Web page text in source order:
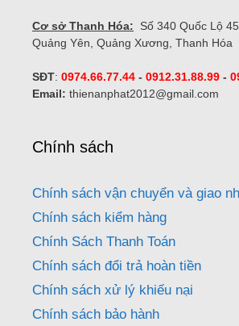
Cơ sở Thanh Hóa: Số 340 Quốc Lộ
Quảng Yên, Quảng Xương, Thanh Hóa
SĐT: 0974.66.77.44 - 0912.31.88.99 -
Email: thienanphat2012@gmail.com
Chính sách
Chính sách vận chuyển và giao
Chính sách kiểm hàng
Chính Sách Thanh Toán
Chính sách đổi trả hoàn tiền
Chính sách xử lý khiếu nại
Chính sách bảo hành